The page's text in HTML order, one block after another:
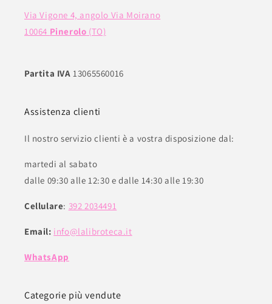
Via Vigone 4, angolo Via Moirano
10064 Pinerolo (TO)
Partita IVA 13065560016
Assistenza clienti
Il nostro servizio clienti è a vostra disposizione dal:
martedi al sabato
dalle 09:30 alle 12:30 e dalle 14:30 alle 19:30
Cellulare: 392 2034491
Email: info@lalibroteca.it
WhatsApp
Categorie più vendute